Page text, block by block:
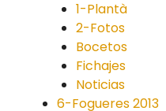
1-Plantà
2-Fotos
Bocetos
Fichajes
Noticias
6-Fogueres 2013